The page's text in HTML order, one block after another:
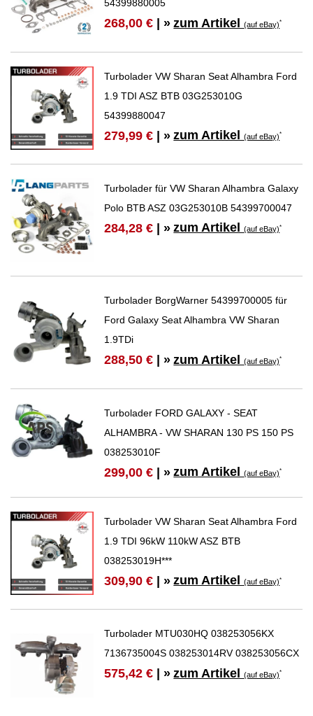
54399880005
268,00 € | » zum Artikel(auf eBay)*
Turbolader VW Sharan Seat Alhambra Ford
1.9 TDI ASZ BTB 03G253010G
54399880047
279,99 € | » zum Artikel(auf eBay)*
Turbolader für VW Sharan Alhambra Galaxy
Polo BTB ASZ 03G253010B 54399700047
284,28 € | » zum Artikel(auf eBay)*
Turbolader BorgWarner 54399700005 für
Ford Galaxy Seat Alhambra VW Sharan
1.9TDi
288,50 € | » zum Artikel(auf eBay)*
Turbolader FORD GALAXY - SEAT
ALHAMBRA - VW SHARAN 130 PS 150 PS
038253010F
299,00 € | » zum Artikel(auf eBay)*
Turbolader VW Sharan Seat Alhambra Ford
1.9 TDI 96kW 110kW ASZ BTB
038253019H***
309,90 € | » zum Artikel(auf eBay)*
Turbolader MTU030HQ 038253056KX
7136735004S 038253014RV 038253056CX
575,42 € | » zum Artikel(auf eBay)*